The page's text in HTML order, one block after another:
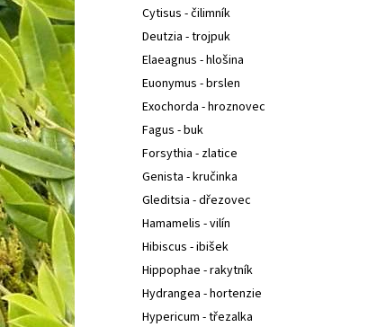
Cytisus - čilimník
Deutzia - trojpuk
Elaeagnus - hlošina
Euonymus - brslen
Exochorda - hroznovec
Fagus - buk
Forsythia - zlatice
Genista - kručinka
Gleditsia - dřezovec
Hamamelis - vilín
Hibiscus - ibišek
Hippophae - rakytník
Hydrangea - hortenzie
Hypericum - třezalka